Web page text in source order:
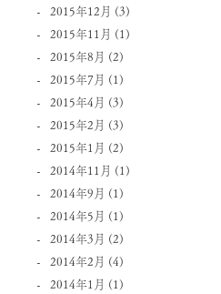
2015年12月 (3)
2015年11月 (1)
2015年8月 (2)
2015年7月 (1)
2015年4月 (3)
2015年2月 (3)
2015年1月 (2)
2014年11月 (1)
2014年9月 (1)
2014年5月 (1)
2014年3月 (2)
2014年2月 (4)
2014年1月 (1)